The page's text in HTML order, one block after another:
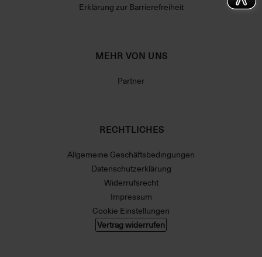
Erklärung zur Barrierefreiheit
MEHR VON UNS
Partner
RECHTLICHES
Allgemeine Geschäftsbedingungen
Datenschutzerklärung
Widerrufsrecht
Impressum
Cookie Einstellungen
Vertrag widerrufen